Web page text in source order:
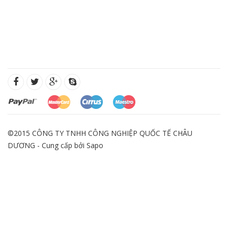
©2015 CÔNG TY TNHH CÔNG NGHIỆP QUỐC TẾ CHÂU
DƯƠNG - Cung cấp bởi Sapo